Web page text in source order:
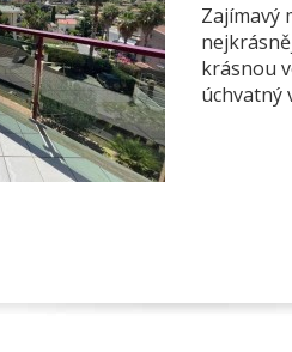
Zajímavý
krásnou
úchvatný